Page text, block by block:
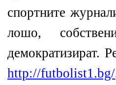
спортните
лошо,
демократизират.
http://futbolist1.bg/